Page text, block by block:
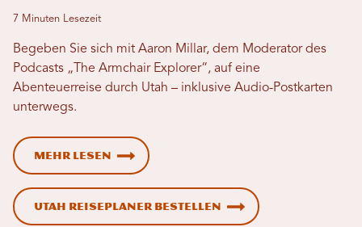
7 Minuten Lesezeit
Begeben Sie sich mit Aaron Millar, dem Moderator des
Podcasts „The Armchair Explorer“, auf eine
Abenteuerreise durch Utah – inklusive Audio-Postkarten
unterwegs.
Mehr lesen
Utah Reiseplaner bestellen